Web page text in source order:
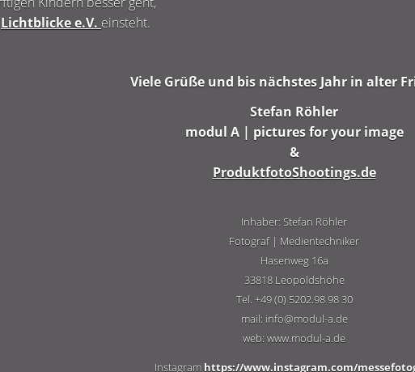
Lichtblicke e.V. einsteht.
Viele Grüße und bis nächstes Jahr in alter
Stefan Röhler
modul A | pictures for your image
&
ProduktfotoShootings.de
Inhaber: Stefan Röhler
Fotograf | Medientechniker
Hasenweg 16a
33818 Leopoldshöhe
Tel. +49 (0) 5202.98 98 30
mail: info@modul-a.de
web: www.modul-a.de
Instagram https://www.instagram.com/